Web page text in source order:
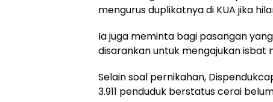
mengurus duplikatnya di KUA jika
Ia juga meminta bagi pasangan
disarankan untuk mengajukan isbat
Selain soal pernikahan,
3.911 penduduk berstatus cerai